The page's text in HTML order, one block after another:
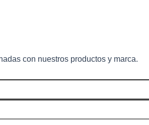
con nuestros productos y marca.